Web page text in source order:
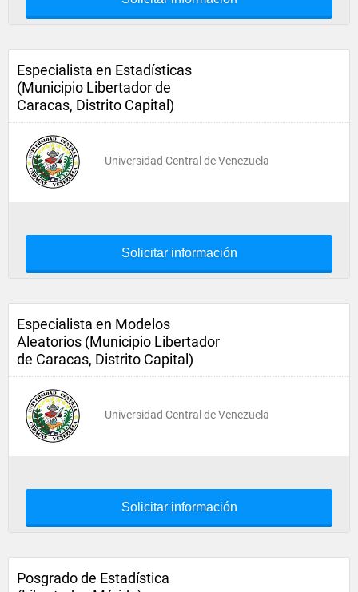
Especialista en Estadísticas
(Municipio Libertador de
Caracas, Distrito Capital)
Universidad Central de Venezuela
Solicitar información
Especialista en Modelos
Aleatorios (Municipio Libertador
de Caracas, Distrito Capital)
Universidad Central de Venezuela
Solicitar información
Posgrado de Estadística